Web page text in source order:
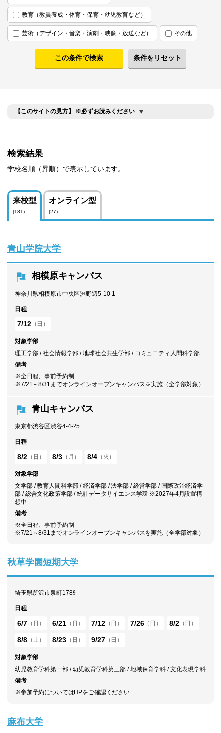
教育（教員養成・体育・保育・幼児教育など）
芸術（デザイン・音楽・演劇・映像・放送など） その他
条件をリセット
【このサイトの見方】 ※必ずお読みください
検索結果
学校名順（昇順）で表示しています。
来校型
(181)
オンライン型
(27)
青山学院大学
相模原キャンパス
神奈川県相模原市中央区淵野辺5-10-1
日程
7/12 （日）
対象学部
理工学部 / 社会情報学部 / 地球社会共生学部 / コミュニティ人間科学部
備考
※全日程、事前予約制
※7/21～8/31までオンラインオープンキャンパスを実施（全学部対象）
青山キャンパス
東京都渋谷区渋谷4-4-25
日程
8/2 （日） 8/3 （月） 8/4 （火）
対象学部
文学部 / 教育人間科学部 / 経済学部 / 法学部 / 経営学部 / 国際政治経済学
部 / 総合文化政策学部 / 統計データサイエンス学環 ※2027年4月設置構
想中
備考
※全日程、事前予約制
※7/21～8/31までオンラインオープンキャンパスを実施（全学部対象）
秋草学園短期大学
埼玉県所沢市泉町1789
日程
6/7 （日） 6/21 （日） 7/12 （日） 7/26 （日） 8/2 （日）
8/8 （土） 8/23 （日） 9/27 （日）
対象学部
幼児教育学科第⼀部 / 幼児教育学科第三部 / 地域保育学科 / 文化表現学科
備考
※参加予約についてはHPをご確認ください
麻布大学